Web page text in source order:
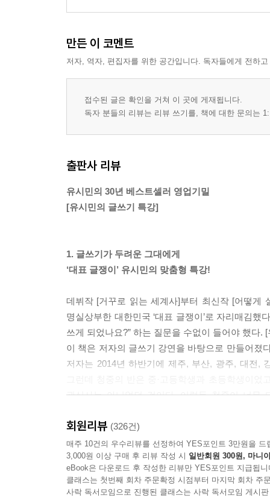
만든 이 코멘트
저자, 역자, 편집자를 위한 공간입니다. 독자들에게 전하
접수된 글은 확인을 거쳐 이 곳에 게재됩니다.
독자 분들의 리뷰는 리뷰 쓰기를, 책에 대한 문의는
출판사 리뷰
유시민의 30년 베스트셀러 영업기밀
[유시민의 글쓰기 특강]
1. 글쓰기가 두려운 그대에게
‘대표 글쟁이’ 유시민의 맞춤형 특강!
데뷔작 [거꾸로 읽는 세계사]부터 최신작 [어떻게
명실상부한 대한민국 ‘대표 글쟁이’로 자리매김
쓰게 되었나요?” 하는 질문을 수없이 들어야 했다
이 책은 저자의 글쓰기 강연을 바탕으로 만들어졌
저자는 2014년 하반기에 제주, 부산, 광주, 대전,
관심사는 아니었던 것이다. 이렇듯 청중이 너무
어려웠다.
그래서 [유시민의 글쓰기 특강]을 집필했다. 첫째
필요한 이들을 위한 시험 글쓰기를 다루어 2015
없이 풀어 놓았다. 이를 통해 글 쓰는 재주를 타
전달해준다.
회원리뷰 (326건)
매주 10건의 우수리뷰를 선정하여 YES포인트 3만원을 드
3,000원 이상 구매 후 리뷰 작성 시 일반회원 300원, 마니
eBook은 다운로드 후 작성한 리뷰만 YES포인트 지급됩니
클래스는 첫번째 회차 주문확정 시점부터 마지막 회차 주
사락 독서모임으로 진행된 클래스는 사락 독서모임 게시